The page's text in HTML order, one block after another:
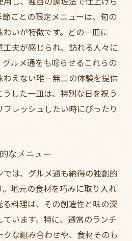
ごとの限定メニューは、旬の
いが特徴です。どの一皿に
夫が感じられ、訪れる人々に
ルメ通をも唸らせるこれらの
えない唯一無二の体験を提供
した一皿は、特別な日を祝う
レッシュしたい時にぴったり
なメニュー
は、グルメ通も納得の独創的
地元の食材を巧みに取り入れ
料理は、その創造性と味の深
います。特に、通常のランチ
な組み合わせや、食材そのも